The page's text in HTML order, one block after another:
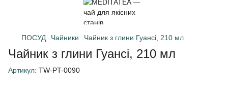
ПОСУД Чайники Чайник з глини Гуансі, 210 мл
Чайник з глини Гуансі, 210 мл
Артикул: TW-PT-0090